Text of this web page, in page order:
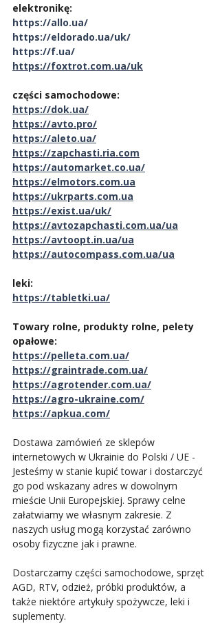
elektronikę:
https://allo.ua/
https://eldorado.ua/uk/
https://f.ua/
https://foxtrot.com.ua/uk
części samochodowe:
https://dok.ua/
https://avto.pro/
https://aleto.ua/
https://zapchasti.ria.com
https://automarket.co.ua/
https://elmotors.com.ua
https://ukrparts.com.ua
https://exist.ua/uk/
https://avtozapchasti.com.ua/ua
https://avtoopt.in.ua/ua
https://autocompass.com.ua/ua
leki:
https://tabletki.ua/
Towary rolne, produkty rolne, pelety
opałowe:
https://pelleta.com.ua/
https://graintrade.com.ua/
https://agrotender.com.ua/
https://agro-ukraine.com/
https://apkua.com/
Dostawa zamówień ze sklepów
internetowych w Ukrainie do Polski / UE -
Jesteśmy w stanie kupić towar i dostarczyć
go pod wskazany adres w dowolnym
mieście Unii Europejskiej. Sprawy celne
załatwiamy we własnym zakresie. Z
naszych usług mogą korzystać zarówno
osoby fizyczne jak i prawne.
Dostarczamy części samochodowe, sprzęt
AGD, RTV, odzież, próbki produktów, a
także niektóre artykuły spożywcze, leki i
suplementy.